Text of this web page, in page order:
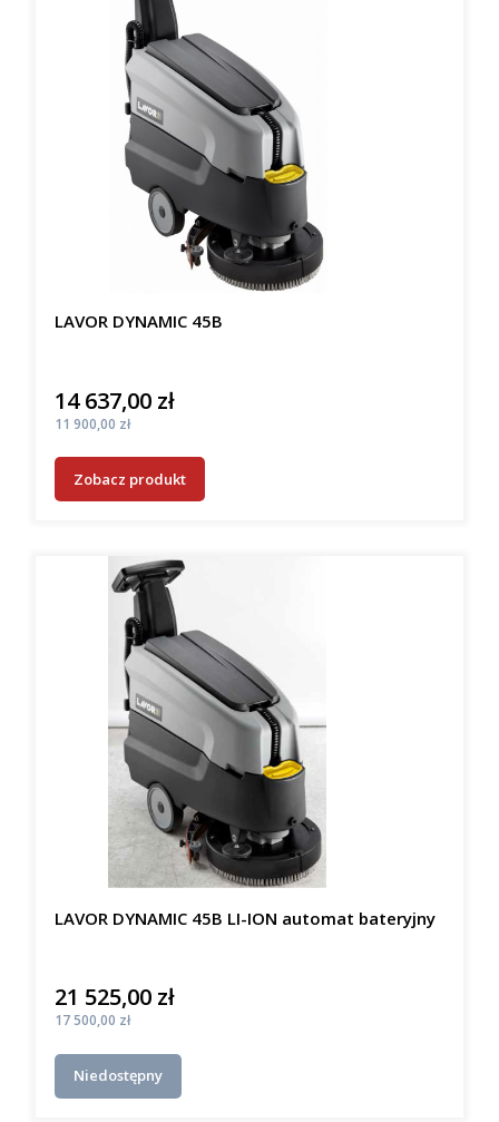
LAVOR DYNAMIC 45B
Cena
14 637,00 zł
Cena
11 900,00 zł
Zobacz produkt
LAVOR DYNAMIC 45B LI-ION automat bateryjny
Cena
21 525,00 zł
Cena
17 500,00 zł
Niedostępny